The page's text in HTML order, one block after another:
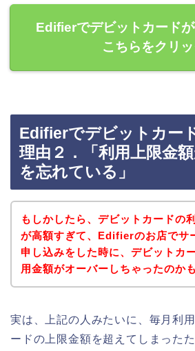
Edifierでデビットカード
こちらをクリ
Edifierでデビットカー
理由２．「利用上限金
を忘れている」
もしかしたら、デビットカードの
が高額すぎて、Edifierのお店でサ
申し込みをした時に、デビットカ
用金額がオーバーしちゃったのか
実は、上記の人みたいに、毎月利
ードの上限金額を超えてしまった